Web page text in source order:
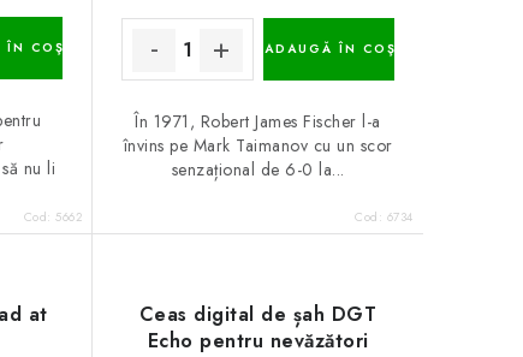
ÎN COŞ
nu li
Cod:5662
ADAUGĂ ÎN COŞ
În 1971, Robert James Fischer l-a
învins pe Mark Taimanov cu un scor
senzațional de 6-0 la...
Cod: 6734
at
Ceas digital de șah DGT
Echo pentru nevăzători